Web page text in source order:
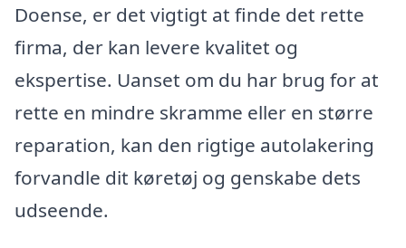
Doense, er det vigtigt at finde det rette
firma, der kan levere kvalitet og
ekspertise. Uanset om du har brug for at
rette en mindre skramme eller en større
reparation, kan den rigtige autolakering
forvandle dit køretøj og genskabe dets
udseende.